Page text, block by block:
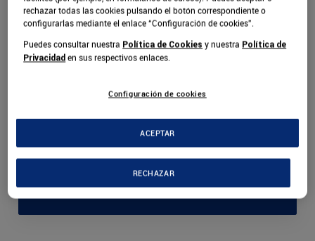
de programación. Incluye desarrollo de habilidades
multidisciplinarios y gestión del cambio
tecnológico mediante el programa SUJIS.
Duración
Idioma
ESPAÑOL
Ver más
rechazar todas las cookies pulsando el botón correspondiente o
configurarlas mediante el enlace “Configuración de cookies”.
Puedes consultar nuestra Política de Cookies y nuestra Política de
Privacidad en sus respectivos enlaces.
Configuración de cookies
RECHAZAR
ACEPTAR